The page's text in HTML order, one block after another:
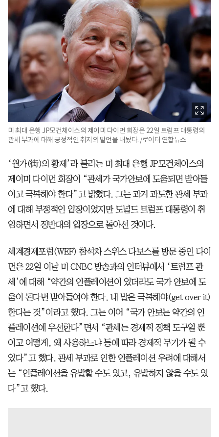
미 최대 은행 JP모건체이스의 제이미 다이먼 회장은 22일 트럼프 대통령의
관세 부과에 대해 긍정적인 취지의 발언을 내놨다. /로이터 연합뉴스
‘월가(街)의 황제’라 불리는 미 최대 은행 JP모건체이스의
제이미 다이먼 회장이 “관세가 국가안보에 도움되면 받아들
이고 극복해야 한다”고 밝혔다. 그는 과거 과도한 관세 부과
에 대해 부정적인 입장이었지만 도널드 트럼프 대통령이 취
임하면서 정반대의 입장으로 돌아선 것이다.
세계경제포럼(WEF) 참석차 스위스 다보스를 방문 중인 다이
먼은 22일 이날 미 CNBC 방송과의 인터뷰에서 ‘트럼프 관
세’에 대해 “약간의 인플레이션이 있더라도 국가 안보에 도
움이 된다면 받아들여야 한다. 내 말은 극복해야(get over it)
한다는 것”이라고 했다. 그는 이어 “국가 안보는 약간의 인
플레이션에 우선한다”면서 “관세는 경제적 정책 도구일 뿐
이고 어떻게, 왜 사용하느냐 등에 따라 경제적 무기가 될 수
있다”고 했다. 관세 부과로 인한 인플레이션 우려에 대해서
는 “인플레이션을 유발할 수도 있고, 유발하지 않을 수도 있
다”고 했다.